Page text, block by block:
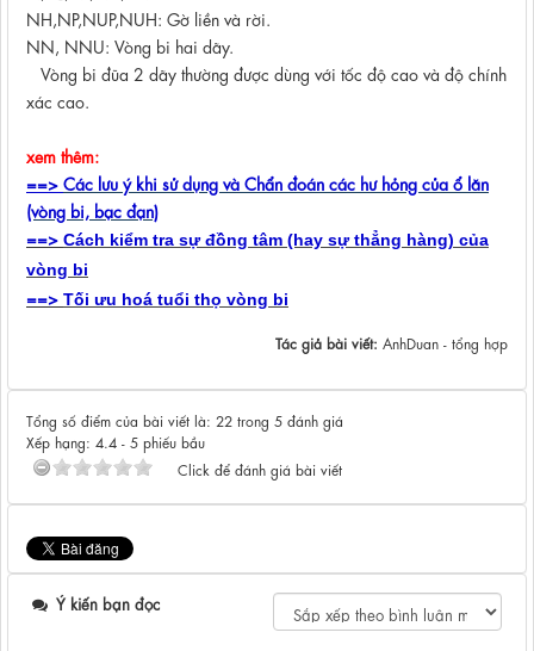
NH,NP,NUP,NUH: Gờ liền và rời.
NN, NNU: Vòng bi hai dãy.
Vòng bi đũa 2 dãy thường được dùng với tốc độ cao và độ chính
xác cao.
xem thêm:
==> Các lưu ý khi sử dụng và Chẩn đoán các hư hỏng của ổ lăn
(vòng bi, bạc đạn)
==> Cách kiểm tra sự đồng tâm (hay sự thẳng hàng) của
vòng bi
==> Tối ưu hoá tuổi thọ vòng bi
Tác giả bài viết: AnhDuan - tổng hợp
Tổng số điểm của bài viết là: 22 trong 5 đánh giá
Xếp hạng: 4.4 - 5 phiếu bầu
Click để đánh giá bài viết
Ý kiến bạn đọc